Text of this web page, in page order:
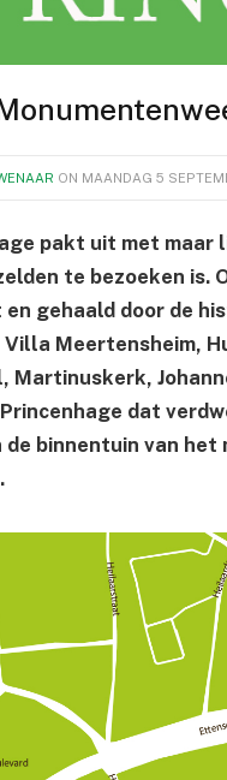
ON MAANDAG 5
pakt uit met
te bezoeken is.
gehaald door de
Villa Meertensheim,
Martinuskerk,
dat
de binnentuin van het